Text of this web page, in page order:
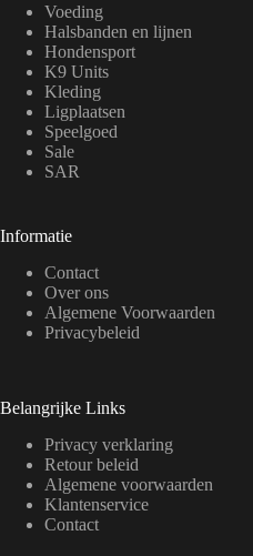
Voeding
Halsbanden en lijnen
Hondensport
K9 Units
Kleding
Ligplaatsen
Speelgoed
Sale
SAR
Informatie
Contact
Over ons
Algemene Voorwaarden
Privacybeleid
Belangrijke Links
Privacy verklaring
Retour beleid
Algemene voorwaarden
Klantenservice
Contact